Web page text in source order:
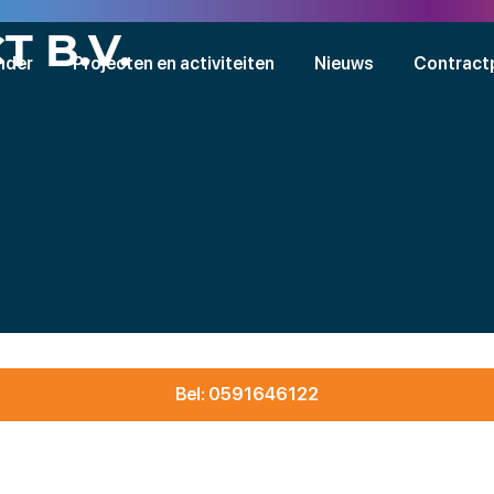
Projecten en activiteiten Nieuws
B.V.
Bel: 0591646122